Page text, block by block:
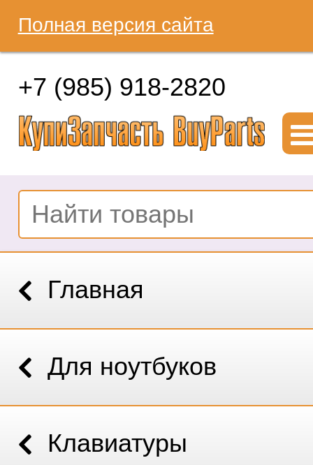
Полная версия сайта
+7 (985) 918-2820
Главная
Для ноутбуков
Клавиатуры